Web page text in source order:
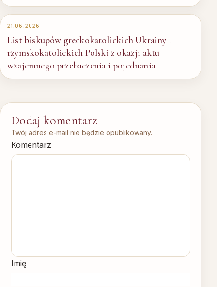
21.06.2026
List biskupów greckokatolickich Ukrainy i
rzymskokatolickich Polski z okazji aktu
wzajemnego przebaczenia i pojednania
Dodaj komentarz
Twój adres e-mail nie będzie opublikowany.
Komentarz
Imię